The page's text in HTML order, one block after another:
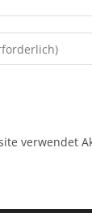
verwendet